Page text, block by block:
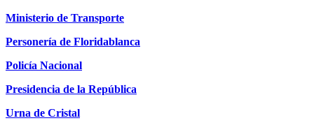
Ministerio de Transporte
Personería de Floridablanca
Policía Nacional
Presidencia de la República
Urna de Cristal